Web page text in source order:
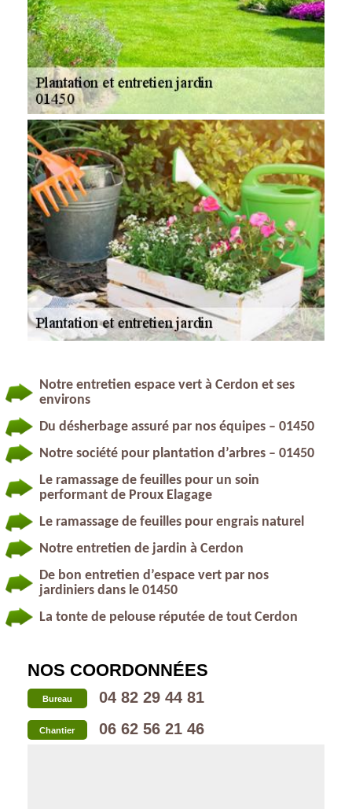
Notre entretien espace vert à Cerdon et ses
environs
Du désherbage assuré par nos équipes – 01450
Notre société pour plantation d’arbres – 01450
Le ramassage de feuilles pour un soin
performant de Proux Elagage
Le ramassage de feuilles pour engrais naturel
Notre entretien de jardin à Cerdon
De bon entretien d’espace vert par nos
jardiniers dans le 01450
La tonte de pelouse réputée de tout Cerdon
NOS COORDONNÉES
Bureau 04 82 29 44 81
Chantier 06 62 56 21 46